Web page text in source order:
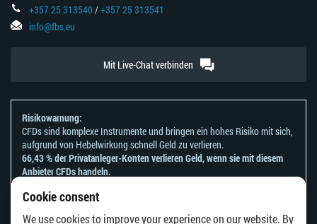
Cookie consent
We use cookies to improve your experience on our website. By
+357 25 313540/+357 25 313541
info@fbs.eu
Mit Live-Chat verbinden
Risikowarnung:
CFDs sind komplexe Instrumente und bringen ein hohes Risiko mit sich,
aufgrund von Hebelwirkung schnell Geld zu verlieren.
66,43 % der Privatanleger-Konten verlieren Geld, wenn sie mit diesem
Anbieter CFDs handeln.
ob Sie es sich leisten können, zu riskieren, Ihr Geld zu verlieren.
Bitte beachten Sie unsere
Risikoanerkennungen und Offenlegungen